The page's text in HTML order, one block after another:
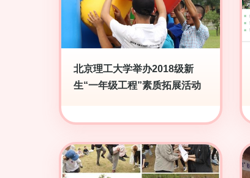
北京理工大学举办2018级新
生“一年级工程”素质拓展活动